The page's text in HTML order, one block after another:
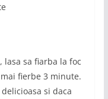
lasa sa fiarba la foc
fierbe 3 minute.
si daca